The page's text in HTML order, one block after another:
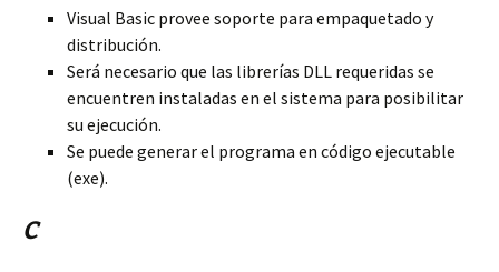
Visual Basic provee soporte para empaquetado y
distribución.
Será necesario que las librerías DLL requeridas se
encuentren instaladas en el sistema para posibilitar
su ejecución.
Se puede generar el programa en código ejecutable
(exe).
C